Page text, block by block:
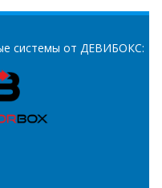
системы от ДЕВИБОКС: